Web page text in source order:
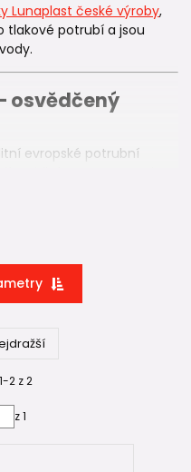
Lunaplast české výroby,
tlakové potrubí a jsou
osvědčený
evropské potrubní
především u instalací v
řadě
2 z 2
z 1